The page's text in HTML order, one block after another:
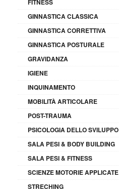
FITNESS
GINNASTICA CLASSICA
GINNASTICA CORRETTIVA
GINNASTICA POSTURALE
GRAVIDANZA
IGIENE
INQUINAMENTO
MOBILITÀ ARTICOLARE
POST-TRAUMA
PSICOLOGIA DELLO SVILUPPO
SALA PESI & BODY BUILDING
SALA PESI & FITNESS
SCIENZE MOTORIE APPLICATE
STRECHING